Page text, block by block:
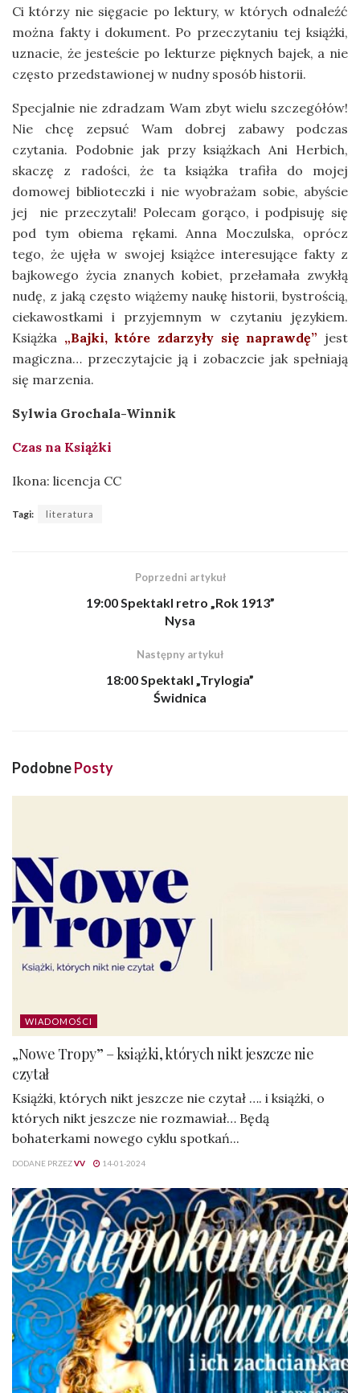
Ci którzy nie sięgacie po lektury, w których odnaleźć
można fakty i dokument. Po przeczytaniu tej książki,
uznacie, że jesteście po lekturze pięknych bajek, a nie
często przedstawionej w nudny sposób historii.
Specjalnie nie zdradzam Wam zbyt wielu szczegółów!
Nie chcę zepsuć Wam dobrej zabawy podczas
czytania. Podobnie jak przy książkach Ani Herbich,
skaczę z radości, że ta książka trafiła do mojej
domowej biblioteczki i nie wyobrażam sobie, abyście
jej nie przeczytali! Polecam gorąco, i podpisuję się
pod tym obiema rękami. Anna Moczulska, oprócz
tego, że ujęła w swojej książce interesujące fakty z
bajkowego życia znanych kobiet, przełamała zwykłą
nudę, z jaką często wiążemy naukę historii, bystrością,
ciekawostkami i przyjemnym w czytaniu językiem.
Książka „Bajki, które zdarzyły się naprawdę” jest
magiczna… przeczytajcie ją i zobaczcie jak spełniają
się marzenia.
Sylwia Grochala-Winnik
Czas na Książki
Ikona: licencja CC
Tagi: literatura
Poprzedni artykuł
19:00 Spektakl retro „Rok 1913”
Nysa
Następny artykuł
18:00 Spektakl „Trylogia”
Świdnica
PodobnePosty
WIADOMOŚCI
„Nowe Tropy” – książki, których nikt jeszcze nie
czytał
Książki, których nikt jeszcze nie czytał …. i książki, o
których nikt jeszcze nie rozmawiał… Będą
bohaterkami nowego cyklu spotkań...
DODANE PRZEZVV 14-01-2024